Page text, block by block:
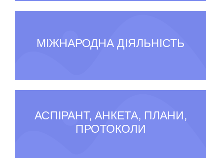
МІЖНАРОДНА ДІЯЛЬНІСТЬ
АСПІРАНТ, АНКЕТА, ПЛАНИ,
ПРОТОКОЛИ